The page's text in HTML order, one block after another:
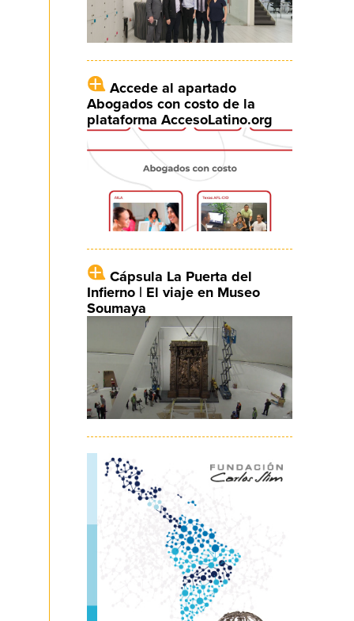
Accede al apartado
Abogados con costo de la
plataforma AccesoLatino.org
Cápsula La Puerta del
Infierno | El viaje en Museo
Soumaya